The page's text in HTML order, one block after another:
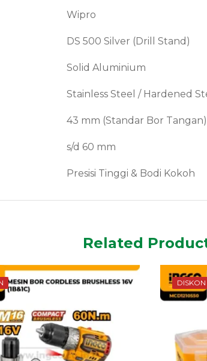
Wipro
DS 500 Silver (Drill Stand)
Solid Aluminium
Stainless Steel / Hardened
43 mm (Standar Bor Tangan)
s/d 60 mm
Presisi Tinggi & Bodi Kokoh
Related
DISKON